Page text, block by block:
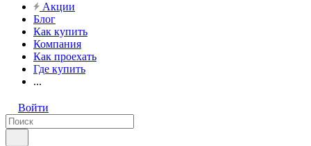
Акции
Блог
Как купить
Компания
Как проехать
Где купить
...
Войти